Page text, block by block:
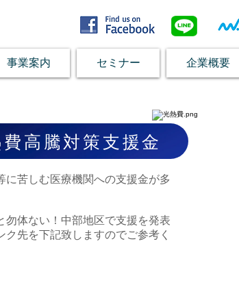
事業案内 セミナー 企業概要
高騰対策支援金
に苦しむ医療機関への支援金が多
勿体ない！中部地区で支援を発表
先を下記致しますのでご参考く